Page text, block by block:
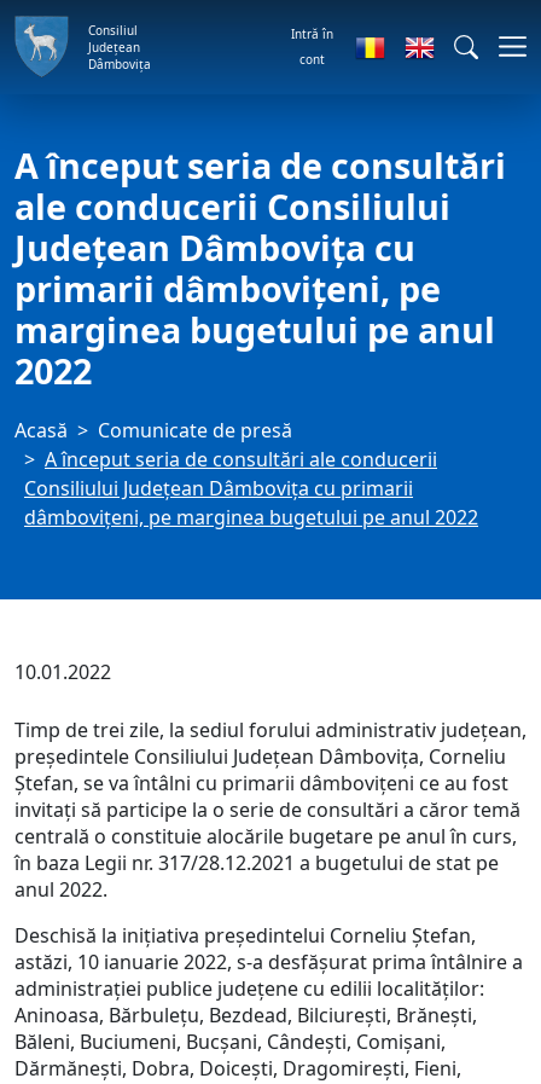
Consiliul
Județean
Dâmbovița
Intră în
cont
A început seria de consultări
ale conducerii Consiliului
Județean Dâmbovița cu
primarii dâmbovițeni, pe
marginea bugetului pe anul
2022
Acasă
Comunicate de presă
A început seria de consultări ale conducerii
Consiliului Județean Dâmbovița cu primarii
dâmbovițeni, pe marginea bugetului pe anul 2022
10.01.2022
Timp de trei zile, la sediul forului administrativ județean,
președintele Consiliului Județean Dâmbovița, Corneliu
Ștefan, se va întâlni cu primarii dâmbovițeni ce au fost
invitați să participe la o serie de consultări a căror temă
centrală o constituie alocările bugetare pe anul în curs,
în baza Legii nr. 317/28.12.2021 a bugetului de stat pe
anul 2022.
Deschisă la inițiativa președintelui Corneliu Ștefan,
astăzi, 10 ianuarie 2022, s-a desfășurat prima întâlnire a
administrației publice județene cu edilii localităților:
Aninoasa, Bărbulețu, Bezdead, Bilciurești, Brănești,
Băleni, Buciumeni, Bucșani, Cândești, Comișani,
Dărmănești, Dobra, Doicești, Dragomirești, Fieni,